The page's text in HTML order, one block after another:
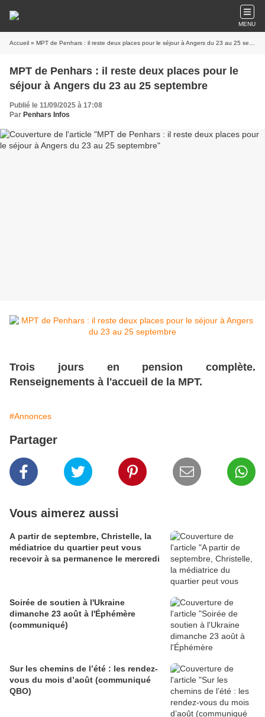
MENU
Accueil » MPT de Penhars : il reste deux places pour le séjour à Angers du 23 au 25 septembre
MPT de Penhars : il reste deux places pour le
séjour à Angers du 23 au 25 septembre
Publié le 11/09/2025 à 17:08
Par Penhars Infos
Trois jours en pension complète.
Renseignements à l'accueil de la MPT.
#Annonces
Partager
Vous aimerez aussi
A partir de septembre, Christelle, la
médiatrice du quartier peut vous
recevoir à sa permanence le mercredi
Soirée de soutien à l'Ukraine
dimanche 23 août à l'Éphémère
(communiqué)
Sur les chemins de l’été : les rendez-
vous du mois d’août (communiqué
QBO)